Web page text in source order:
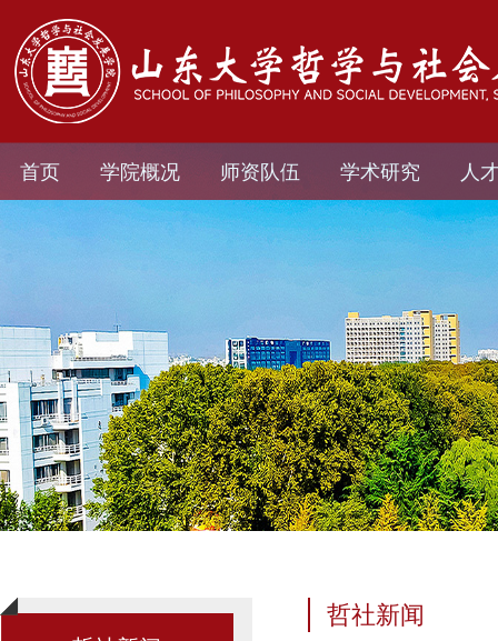
首页 学院概况 师资队伍 学术研究 人
哲社新闻